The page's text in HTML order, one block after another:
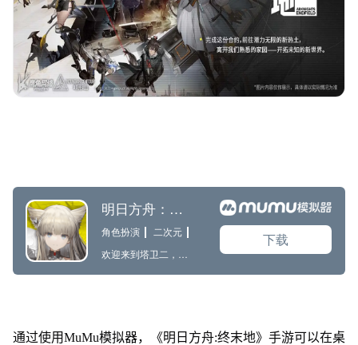
通过使用MuMu模拟器，《明日方舟:终末地》手游可以在桌